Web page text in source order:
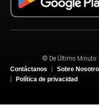
© De Último Minuto.
Contáctanos
Sobre
Política de privacidad